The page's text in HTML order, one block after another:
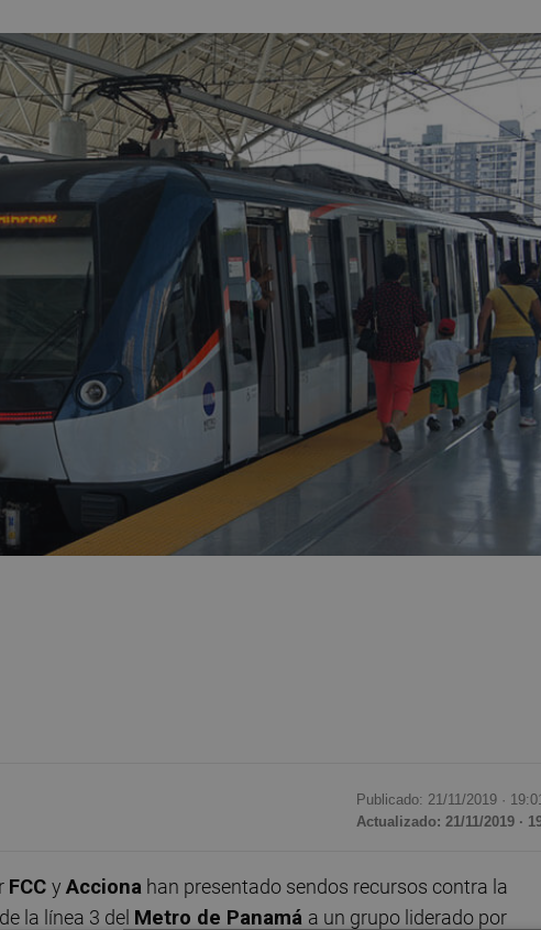
Publicado: 21/11/2019 ·
Actualizado: 21/11/2019 ·
FCC y Acciona han presentado sendos recursos contra la
la línea 3 del Metro de Panamá a un grupo liderado por